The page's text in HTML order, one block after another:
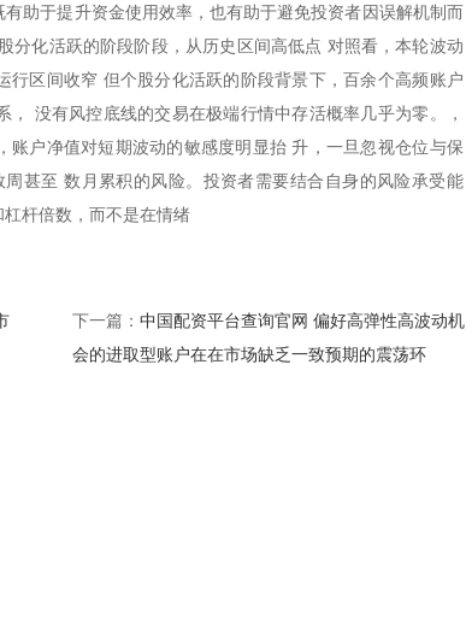
助于提升资金使用效率，也有助于避免投资者因误解机制而
分化活跃的阶段阶段，从历史区间高低点 对照看，本轮波动
行区间收窄 但个股分化活跃的阶段背景下，百余个高频账户
没有风控底线的交易在极端行情中存活概率几乎为零。，
户净值对短期波动的敏感度明显抬 升，一旦忽视仓位与保
甚至 数月累积的风险。投资者需要结合自身的风险承受能
杆倍数，而不是在情绪
下一篇： 中国配资平台查询官网 偏好高弹性高波动机
会的进取型账户在在市场缺乏一致预期的震荡环